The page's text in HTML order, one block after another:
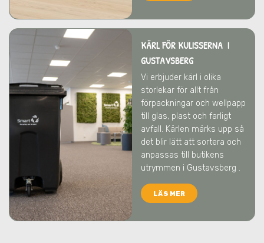
KÄRL FÖR KULISSERNA I
GUSTAVSBERG
Vi erbjuder kärl i olika
storlekar för allt från
förpackningar och wellpapp
till glas, plast och farligt
avfall. Kärlen märks upp så
det blir lätt att sortera och
anpassas till butikens
utrymmen i Gustavsberg .
LÄS MER